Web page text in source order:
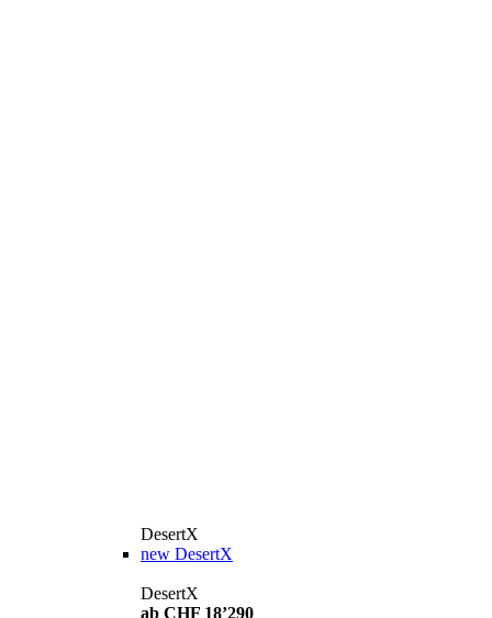
DesertX
new DesertX
DesertX
ab CHF 18’290